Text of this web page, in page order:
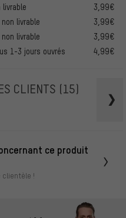
3,99€
livrable
3,99€
livrable
3,99€
1-3 jours ouvrés
4,99€
CLIENTS (15)
ce produit
clientèle !